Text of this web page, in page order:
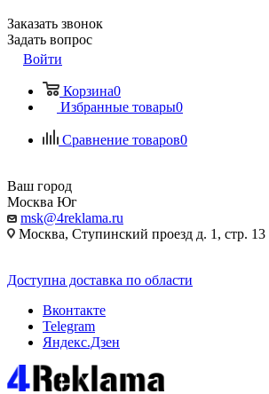
Заказать звонок
Задать вопрос
Войти
Корзина0
Избранные товары0
Сравнение товаров0
Ваш город
Москва Юг
msk@4reklama.ru
Москва, Ступинский проезд д. 1, стр. 13
Доступна доставка по области
Вконтакте
Telegram
Яндекс.Дзен